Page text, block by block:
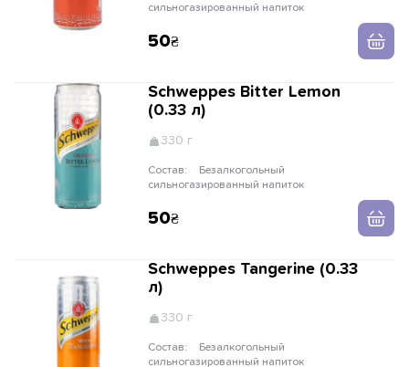
сильногазированный напиток
50
Schweppes Bitter Lemon
(0.33 л)
330 г
Состав:
сильногазированный напиток
50
Schweppes Tangerine (0.33
л)
330 г
Состав:
сильногазированный напиток